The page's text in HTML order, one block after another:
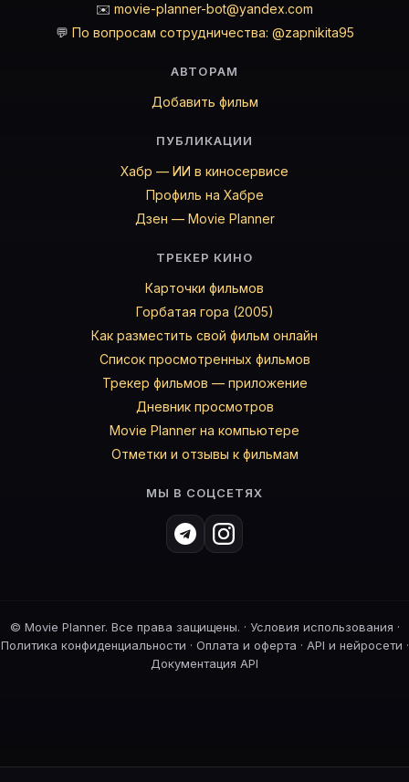
✉️ movie-planner-bot@yandex.com
💬 По вопросам сотрудничества: @zapnikita95
АВТОРАМ
Добавить фильм
ПУБЛИКАЦИИ
Хабр — ИИ в киносервисе
Профиль на Хабре
Дзен — Movie Planner
ТРЕКЕР КИНО
Карточки фильмов
Горбатая гора (2005)
Как разместить свой фильм онлайн
Список просмотренных фильмов
Трекер фильмов — приложение
Дневник просмотров
Movie Planner на компьютере
Отметки и отзывы к фильмам
МЫ В СОЦСЕТЯХ
© Movie Planner. Все права защищены. · Условия использования ·
Политика конфиденциальности · Оплата и оферта · API и нейросети ·
Документация API